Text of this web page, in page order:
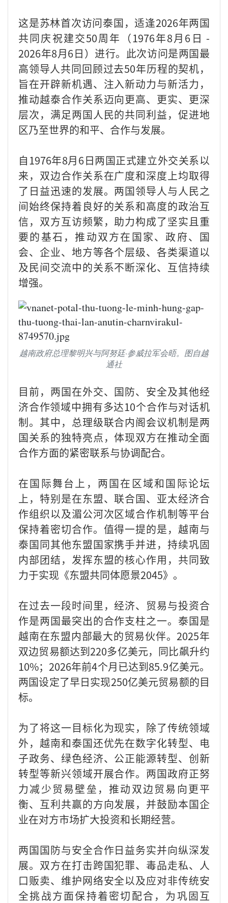
这是苏林首次访问泰国，适逢2026年两国
共同庆祝建交50周年（1976年8月6日 -
2026年8月6日）进行。此次访问是两国最
高领导人共同回顾过去50年历程的契机，
旨在开辟新机遇、注入新动力与新活力，
推动越泰合作关系迈向更高、更实、更深
层次，满足两国人民的共同利益，促进地
区乃至世界的和平、合作与发展。
自1976年8月6日两国正式建立外交关系以
来，双边合作关系在广度和深度上均取得
了日益迅速的发展。两国领导人与人民之
间始终保持着良好的关系和高度的政治互
信，双方互访频繁，助力构成了坚实且重
要的基石，推动双方在国家、政府、国
会、企业、地方等各个层级、各类渠道以
及民间交流中的关系不断深化、互信持续
增强。
越南政府总理黎明兴与阿努廷·参威拉军会晤。图自越
通社
目前，两国在外交、国防、安全及其他经
济合作领域中拥有多达10个合作与对话机
制。其中，总理级联合内阁会议机制是两
国关系的独特亮点，体现双方在推动全面
合作方面的紧密联系与协调配合。
在国际舞台上，两国在区域和国际论坛
上，特别是在东盟、联合国、亚太经济合
作组织以及湄公河次区域合作机制等平台
保持着密切合作。值得一提的是，越南与
泰国同其他东盟国家携手并进，持续巩固
内部团结，发挥东盟的核心作用，共同致
力于实现《东盟共同体愿景2045》。
在过去一段时间里，经济、贸易与投资合
作是两国最突出的合作支柱之一。泰国是
越南在东盟内部最大的贸易伙伴。2025年
双边贸易额达到220多亿美元，同比飙升约
10%；2026年前4个月已达到85.9亿美元。
两国设定了早日实现250亿美元贸易额的目
标。
为了将这一目标化为现实，除了传统领域
外，越南和泰国还优先在数字化转型、电
子政务、绿色经济、公正能源转型、创新
转型等新兴领域开展合作。两国政府正努
力减少贸易壁垒，推动双边贸易向更平
衡、互利共赢的方向发展，并鼓励本国企
业在对方市场扩大投资和长期经营。
两国国防与安全合作日益务实并向纵深发
展。双方在打击跨国犯罪、毒品走私、人
口贩卖、维护网络安全以及应对非传统安
全挑战方面保持着密切配合，为巩固互